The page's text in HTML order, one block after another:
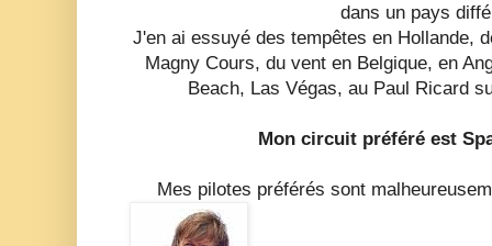
dans un pays
J'en ai essuyé des tempêtes en Hollande,
Magny Cours, du vent en Belgique, en
Beach, Las Végas, au Paul Ricard
Mon circuit préféré est
Mes pilotes préférés sont